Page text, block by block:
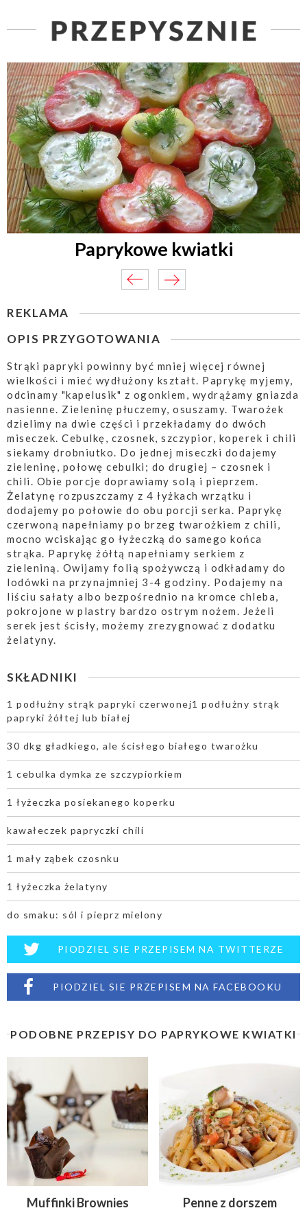
Paprykowe kwiatki
REKLAMA
OPIS PRZYGOTOWANIA
Strąki papryki powinny być mniej więcej równej
wielkości i mieć wydłużony kształt. Paprykę myjemy,
odcinamy "kapelusik" z ogonkiem, wydrążamy gniazda
nasienne. Zieleninę płuczemy, osuszamy. Twarożek
dzielimy na dwie części i przekładamy do dwóch
miseczek. Cebulkę, czosnek, szczypior, koperek i chili
siekamy drobniutko. Do jednej miseczki dodajemy
zieleninę, połowę cebulki; do drugiej – czosnek i
chili. Obie porcje doprawiamy solą i pieprzem.
Żelatynę rozpuszczamy z 4 łyżkach wrzątku i
dodajemy po połowie do obu porcji serka. Paprykę
czerwoną napełniamy po brzeg twarożkiem z chili,
mocno wciskając go łyżeczką do samego końca
strąka. Paprykę żółtą napełniamy serkiem z
zieleniną. Owijamy folią spożywczą i odkładamy do
lodówki na przynajmniej 3-4 godziny. Podajemy na
liściu sałaty albo bezpośrednio na kromce chleba,
pokrojone w plastry bardzo ostrym nożem. Jeżeli
serek jest ścisły, możemy zrezygnować z dodatku
żelatyny.
SKŁADNIKI
1 podłużny strąk papryki czerwonej1 podłużny strąk
papryki żółtej lub białej
30 dkg gładkiego, ale ścisłego białego twarożku
1 cebulka dymka ze szczypiorkiem
1 łyżeczka posiekanego koperku
kawałeczek papryczki chili
1 mały ząbek czosnku
1 łyżeczka żelatyny
do smaku: sól i pieprz mielony
PIODZIEL SIE PRZEPISEM NA TWITTERZE
PIODZIEL SIE PRZEPISEM NA FACEBOOKU
PODOBNE PRZEPISY DO PAPRYKOWE KWIATKI
Muffinki Brownies Penne z dorszem